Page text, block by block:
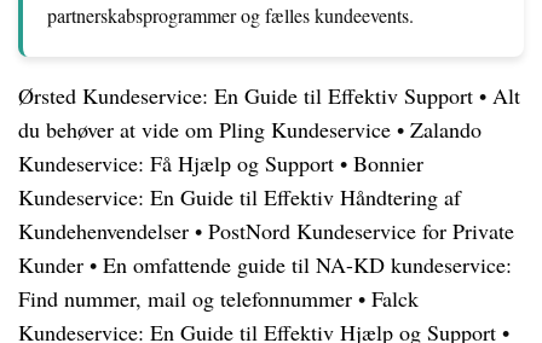
partnerskabsprogrammer og fælles kundeevents.
Ørsted Kundeservice: En Guide til Effektiv Support • Alt
du behøver at vide om Pling Kundeservice • Zalando
Kundeservice: Få Hjælp og Support • Bonnier
Kundeservice: En Guide til Effektiv Håndtering af
Kundehenvendelser • PostNord Kundeservice for Private
Kunder • En omfattende guide til NA-KD kundeservice:
Find nummer, mail og telefonnummer • Falck
Kundeservice: En Guide til Effektiv Hjælp og Support •